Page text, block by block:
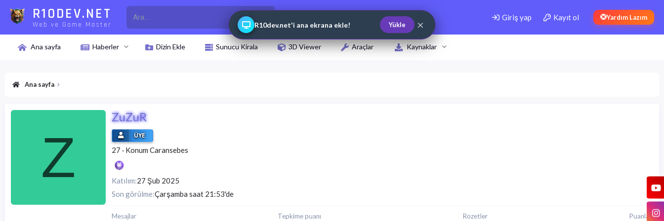
R10DEV.NET
Web ve Game Master
Giriş yap Kayıt ol Yardım Lazım
Ana sayfa Haberler Dizin Ekle Sunucu Kirala 3D Viewer Araçlar Kaynaklar
Ana sayfa
Z
ZuZuR
ÜYE
27 · Konum Caransebes
Katılım 27 Şub 2025
Son görülme Çarşamba saat 21:53'de
Mesajlar Tepkime puanı Rozetler Puanları
R10dev.net'i ana ekrana ekle! Yükle ×